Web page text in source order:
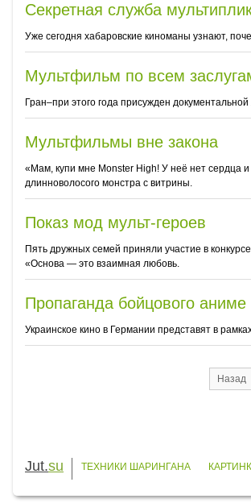
Секретная служба
Уже сегодня хабаровские киноманы узнают,
Мультфильм по всем
Гран–при этого года присужден
Мультфильмы вне закона
«Мам, купи мне Monster High! У неё нет сердца
длинноволосого монстра с витрины.
Показ мод мульт-героев
Пять дружных семей приняли участие в
«Основа — это взаимная любовь.
Пропаганда бойцового аниме
Украинское кино в Германии представят в
Назад
Jut.su ТЕХНИКИ ШАРИНГАНА